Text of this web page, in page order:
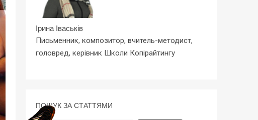
Ірина Іваськів
Письменник, композитор, вчитель-методист,
головред, керівник Школи Копірайтингу
ПОШУК ЗА СТАТТЯМИ